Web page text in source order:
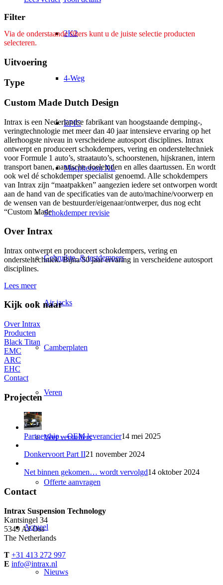
2K2
4-Weg
EPIC
Macpherson XL
Schokdemper revisie
Gebruikte- & testdempers
Air jacks
Camberplaten
Veren
Veer verstellers
Offerte aanvragen
Actueel
Nieuws
Filter
Via de onderstaande filters kunt u de juiste selectie producten
selecteren.
Uitvoering
Type
Custom Made Dutch Design
Intrax is een Nederlandse fabrikant van hoogstaande demping-,
veringtechnologie met meer dan 40 jaar intensieve ervaring op het
allerhoogste niveau in verscheidene autosport disciplines. Intrax
ontwerpt en produceert schokdempers, vering en ondersteltechniek
voor Formule 1 auto’s, straatauto’s, schoorstenen, hijskranen, intern
transport banen, nautische doeleinden en alles daartussen. En wordt
ook wel dé schokdemper specialist genoemd. Alle schokdempers
van Intrax zijn “maatpakken” aangezien iedere set ontworpen wordt
aan de hand van de specificaties van de auto/machine/voorwerp en
de wensen van de bestuurder/eigenaar/ontwerper, dus nog echt
“Custom Made
Over Intrax
Intrax ontwerpt en produceert schokdempers, vering en
ondersteltechniek. Bijna 50 jaar ervaring in verscheidene autosport
disciplines.
Lees meer
Kijk ook naar
Over Intrax
Producten
Black Titan
EMC
ARC
EHC
Contact
Projecten
Partnership – OEM leverancier14 mei 2025
Donkervoort Part II21 november 2024
Net binnen gekomen… wordt vervolgd14 oktober 2024
Contact
Intrax Suspension Technology
Kantsingel 34
5349 AJ Oss
The Netherlands
T +31 413 272 997
E info@intrax.nl